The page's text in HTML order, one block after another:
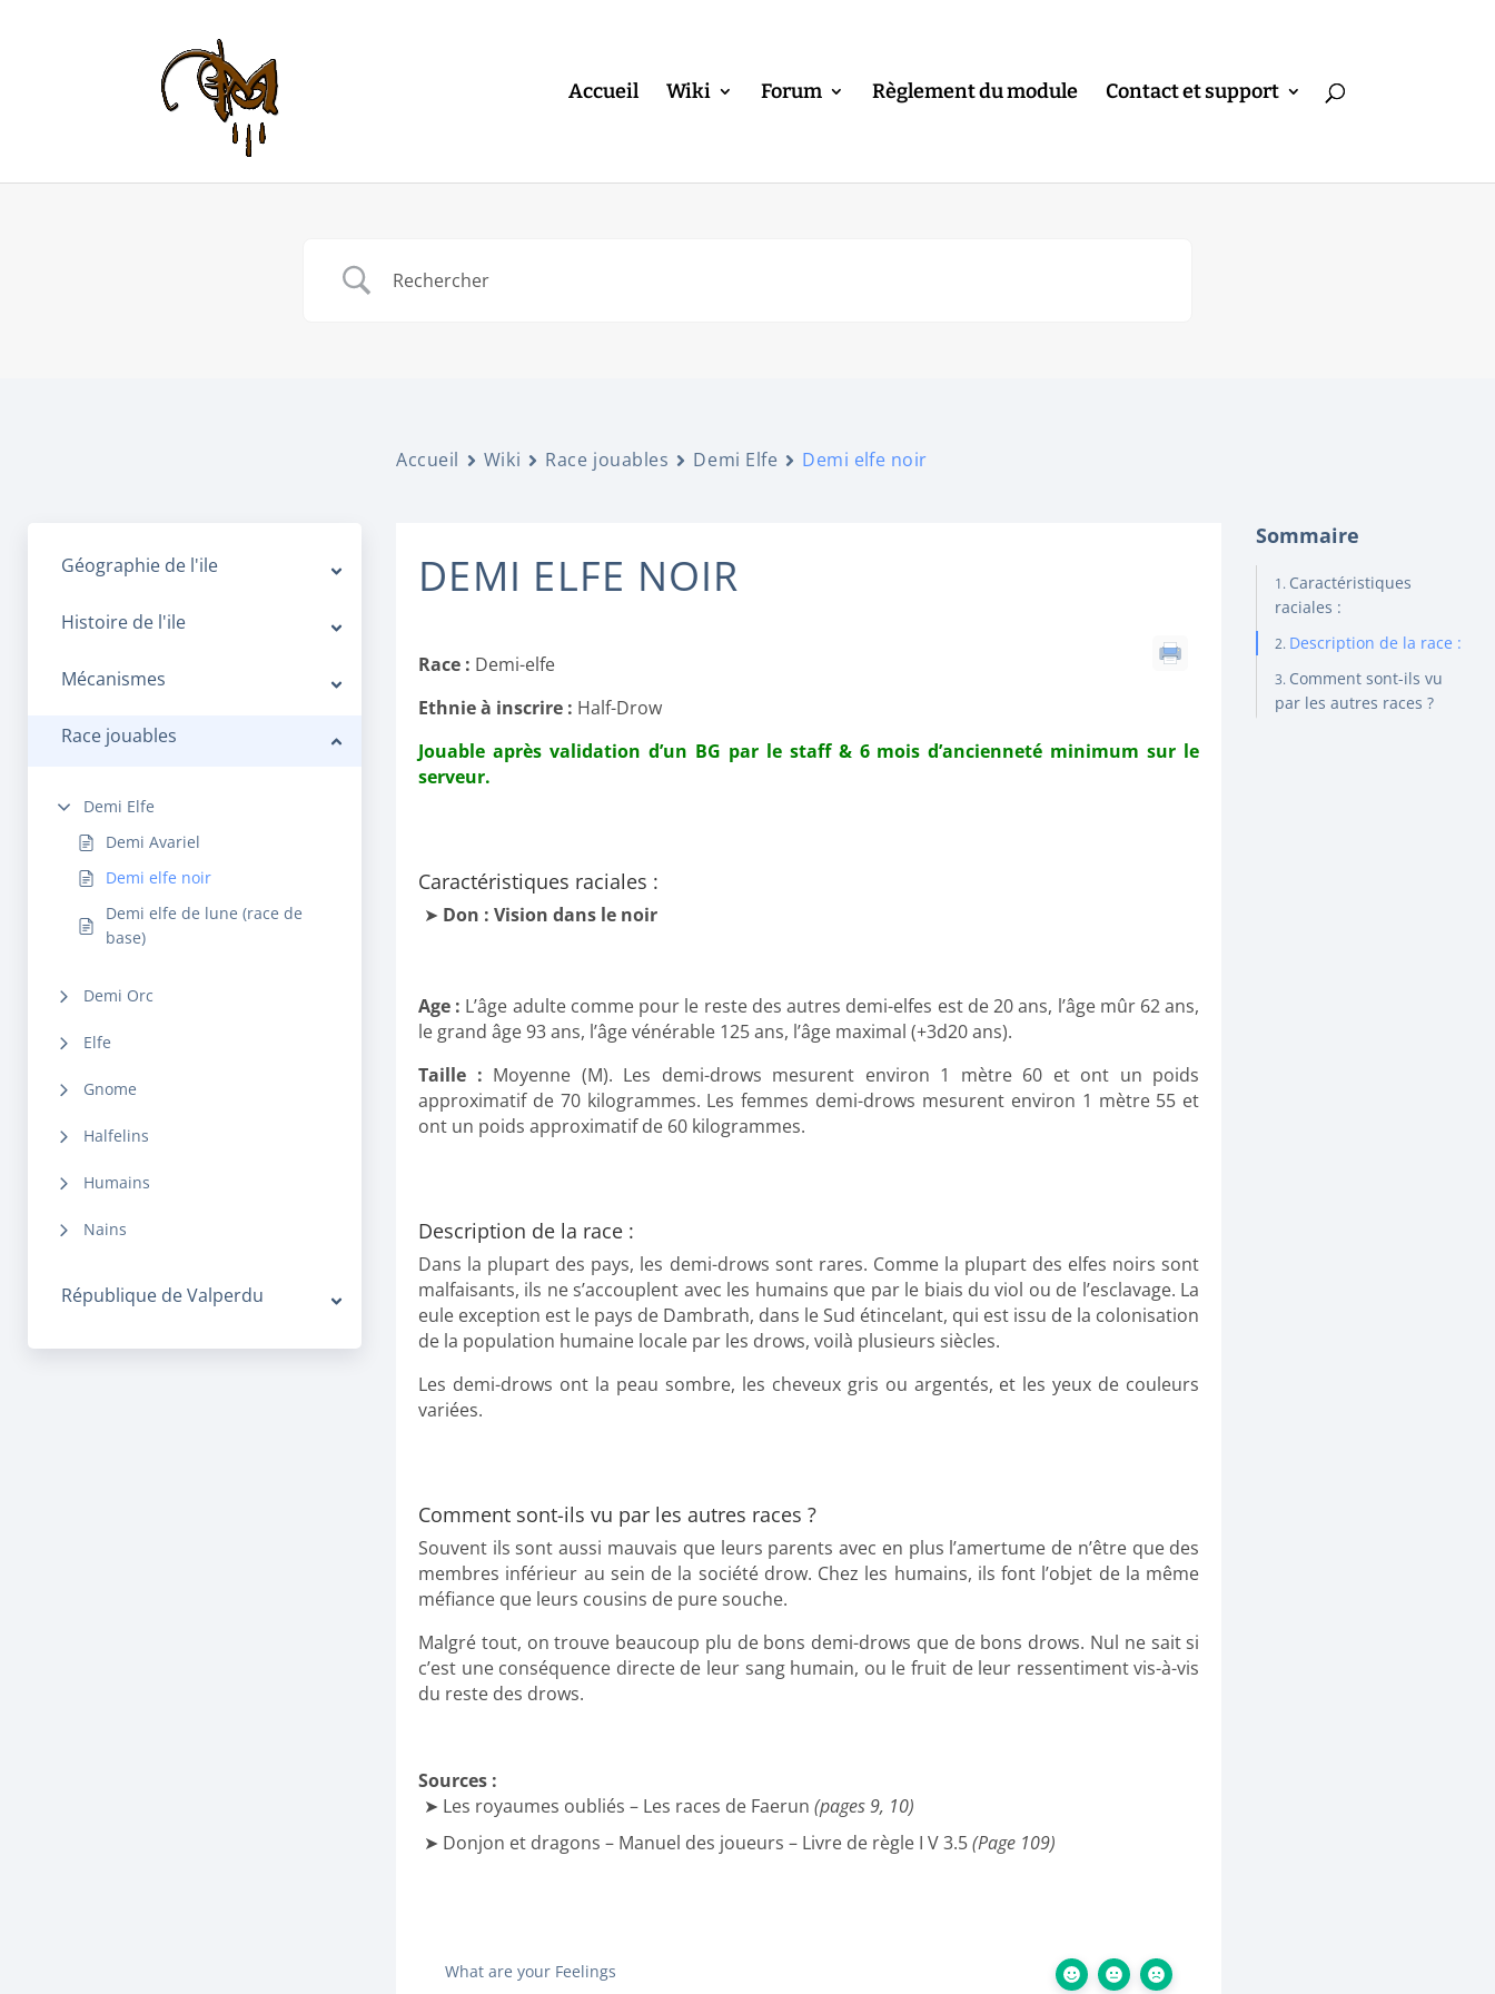
Accueil Wiki Forum Règlement du module Contact et support
Géographie de l'ile
Histoire de l'ile
Mécanismes
Race jouables
Demi Elfe
Demi Avariel
Demi elfe noir
Demi elfe de lune (race de
base)
Demi Orc
Elfe
Gnome
Halfelins
Humains
Nains
République de Valperdu
Accueil Wiki Race jouables Demi Elfe Demi elfe noir
DEMI ELFE NOIR
Race : Demi-elfe
Ethnie à inscrire : Half-Drow
Jouable après validation d’un BG par le staff & 6 mois d’ancienneté minimum sur le
serveur.
Caractéristiques raciales :
Don : Vision dans le noir
Age : L’âge adulte comme pour le reste des autres demi-elfes est de 20 ans, l’âge mûr 62 ans,
le grand âge 93 ans, l’âge vénérable 125 ans, l’âge maximal (+3d20 ans).
Taille : Moyenne (M). Les demi-drows mesurent environ 1 mètre 60 et ont un poids
approximatif de 70 kilogrammes. Les femmes demi-drows mesurent environ 1 mètre 55 et
ont un poids approximatif de 60 kilogrammes.
Description de la race :
Dans la plupart des pays, les demi-drows sont rares. Comme la plupart des elfes noirs sont
malfaisants, ils ne s’accouplent avec les humains que par le biais du viol ou de l’esclavage. La
eule exception est le pays de Dambrath, dans le Sud étincelant, qui est issu de la colonisation
de la population humaine locale par les drows, voilà plusieurs siècles.
Les demi-drows ont la peau sombre, les cheveux gris ou argentés, et les yeux de couleurs
variées.
Comment sont-ils vu par les autres races ?
Souvent ils sont aussi mauvais que leurs parents avec en plus l’amertume de n’être que des
membres inférieur au sein de la société drow. Chez les humains, ils font l’objet de la même
méfiance que leurs cousins de pure souche.
Malgré tout, on trouve beaucoup plu de bons demi-drows que de bons drows. Nul ne sait si
c’est une conséquence directe de leur sang humain, ou le fruit de leur ressentiment vis-à-vis
du reste des drows.
Sources :
Les royaumes oubliés – Les races de Faerun (pages 9, 10)
Donjon et dragons – Manuel des joueurs – Livre de règle I V 3.5(Page 109)
What are your Feelings
Sommaire
Caractéristiques
raciales :
Description de la race :
Comment sont-ils vu
par les autres races ?